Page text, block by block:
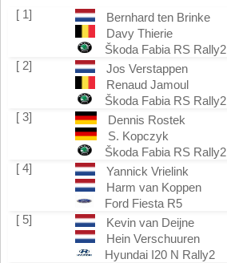
[ 1]
Bernhard ten Brinke
Davy Thierie
Škoda Fabia RS Rally2
[ 2]
Jos Verstappen
Renaud Jamoul
Škoda Fabia RS Rally2
[ 3]
Dennis Rostek
S. Kopczyk
Škoda Fabia RS Rally2
[ 4]
Yannick Vrielink
Harm van Koppen
Ford Fiesta R5
[ 5]
Kevin van Deijne
Hein Verschuuren
Hyundai I20 N Rally2